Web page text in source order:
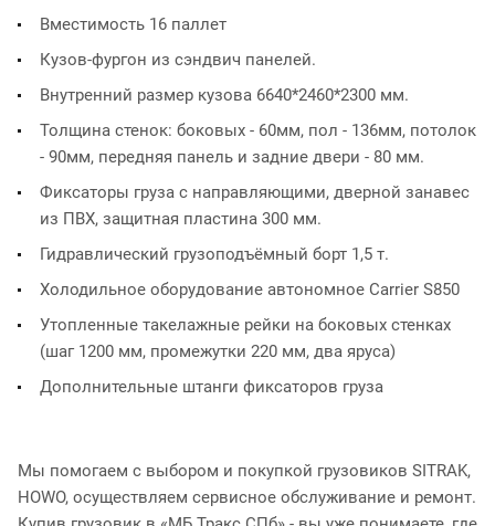
Вместимость 16 паллет
Кузов-фургон из сэндвич панелей.
Внутренний размер кузова 6640*2460*2300 мм.
Толщина стенок: боковых - 60мм, пол - 136мм, потолок
- 90мм, передняя панель и задние двери - 80 мм.
Фиксаторы груза с направляющими, дверной занавес
из ПВХ, защитная пластина 300 мм.
Гидравлический грузоподъёмный борт 1,5 т.
Холодильное оборудование автономное Carrier S850
Утопленные такелажные рейки на боковых стенках
(шаг 1200 мм, промежутки 220 мм, два яруса)
Дополнительные штанги фиксаторов груза
Мы помогаем с выбором и покупкой грузовиков SITRAK,
HOWO, осуществляем сервисное обслуживание и ремонт.